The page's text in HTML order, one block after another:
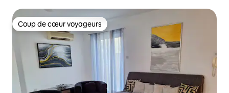
Coup de cœur voyageurs
Coup de cœur voyageurs